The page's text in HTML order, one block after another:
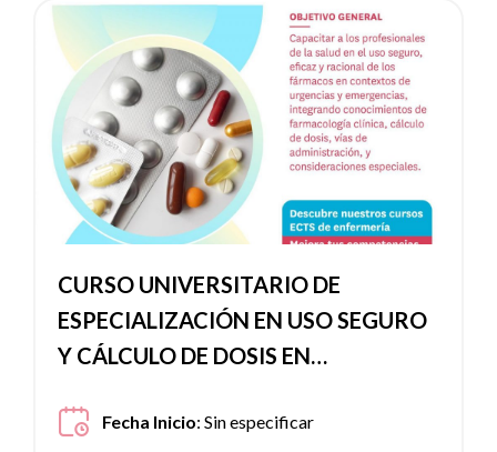
CURSO UNIVERSITARIO DE
ESPECIALIZACIÓN EN USO SEGURO
Y CÁLCULO DE DOSIS EN
Fecha Inicio:Sin especificar
Ver noticia